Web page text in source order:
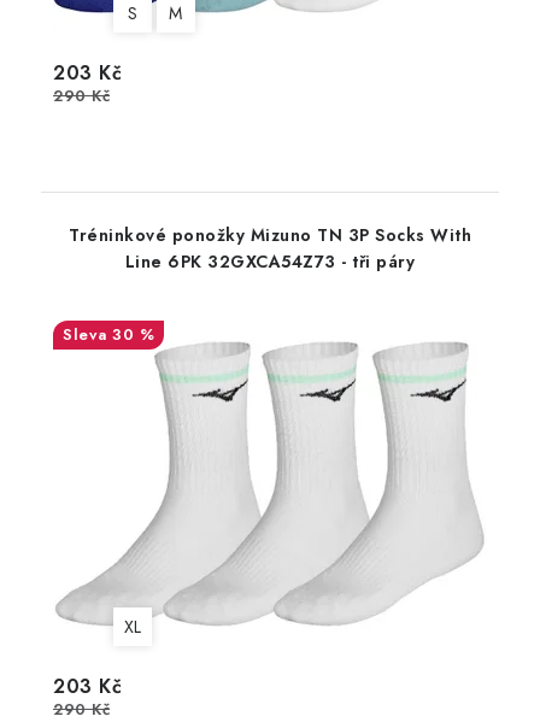
S M
203 Kč
290 Kč
Tréninkové ponožky Mizuno TN 3P Socks With
Line 6PK 32GXCA54Z73 - tři páry
30 %
XL
203 Kč
290 Kč